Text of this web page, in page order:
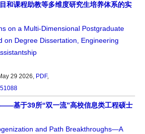
和课程助教等多维度研究生培养体系的实
on a Multi-Dimensional Postgraduate
on Degree Dissertation, Engineering
29 2026, PDF,
基于39所“双一流”高校信息类工程硕士
and Path Breakthroughs—A